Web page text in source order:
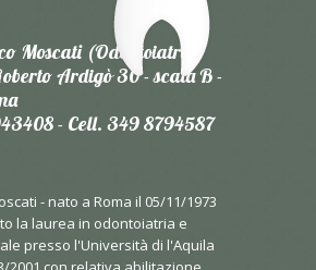
Moscati (Odontoiatra)
Ardigò 30 - scala B -
- Cell. 349 8794587
- nato a Roma il 05/11/1973
la laurea in odontoiatria e
presso l'Università di l'Aquila